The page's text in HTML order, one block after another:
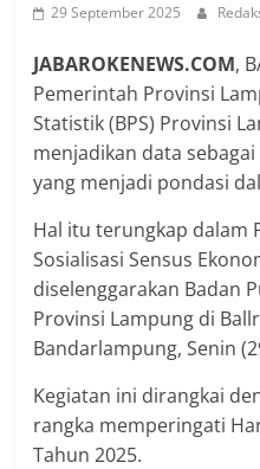
29 September 2025
JABAROKENEWS.COM,
Pemerintah Provinsi
Statistik (BPS) Provinsi
menjadikan data
yang menjadi pondasi
Hal itu terungkap dalam
Sosialisasi Sensus
diselenggarakan Badan
Provinsi Lampung di
Bandarlampung, Senin
Kegiatan ini dirangkai
rangka memperingati
Tahun 2025.